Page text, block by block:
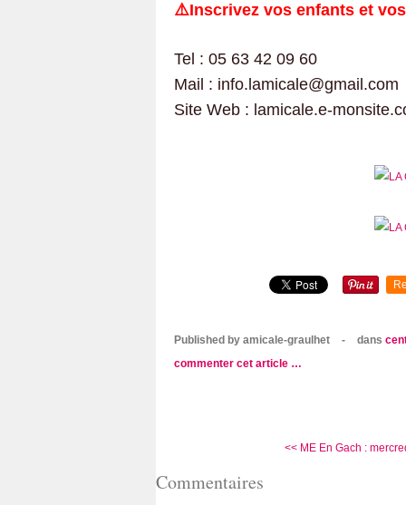
⚠️​Inscrivez vos enfants et
Tel : 05 63 42 09 60
Mail : info.lamicale@gmail.com
Site Web : lamicale.e-
Published by amicale-graulhet - dans
commenter cet article …
<< ME En Gach :
Commentaires